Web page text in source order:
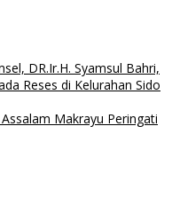
DR.Ir.H. Syamsul Bahri,
Reses di Kelurahan Sido
Makrayu Peringati